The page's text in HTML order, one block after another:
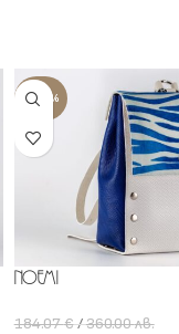
-100%
Noemi
184.07€/360.00лв.